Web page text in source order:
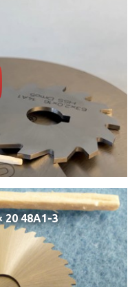
نصل منشار الشق HSS ‏20 × 0.5 × 5 ‎48A1-3